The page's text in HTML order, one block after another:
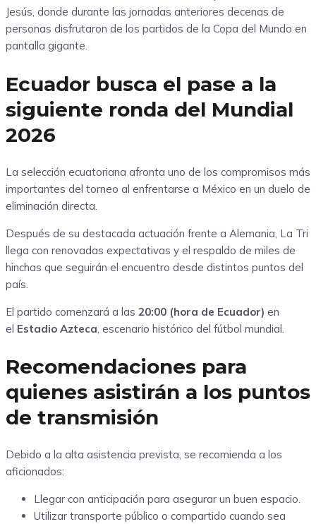
Jesús, donde durante las jornadas anteriores decenas de
personas disfrutaron de los partidos de la Copa del Mundo en
pantalla gigante.
Ecuador busca el pase a la
siguiente ronda del Mundial
2026
La selección ecuatoriana afronta uno de los compromisos más
importantes del torneo al enfrentarse a México en un duelo de
eliminación directa.
Después de su destacada actuación frente a Alemania, La Tri
llega con renovadas expectativas y el respaldo de miles de
hinchas que seguirán el encuentro desde distintos puntos del
país.
El partido comenzará a las 20:00 (hora de Ecuador) en
el Estadio Azteca, escenario histórico del fútbol mundial.
Recomendaciones para
quienes asistirán a los puntos
de transmisión
Debido a la alta asistencia prevista, se recomienda a los
aficionados:
Llegar con anticipación para asegurar un buen espacio.
Utilizar transporte público o compartido cuando sea